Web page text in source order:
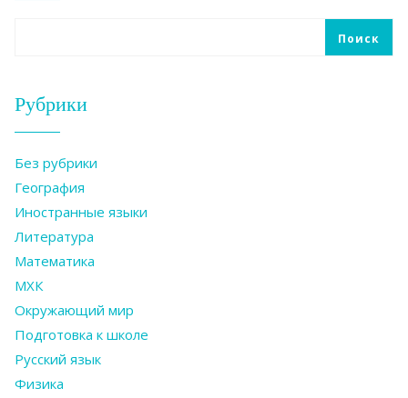
Поиск
Рубрики
Без рубрики
География
Иностранные языки
Литература
Математика
МХК
Окружающий мир
Подготовка к школе
Русский язык
Физика